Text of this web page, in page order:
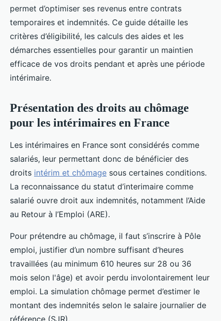
permet d’optimiser ses revenus entre contrats
temporaires et indemnités. Ce guide détaille les
critères d’éligibilité, les calculs des aides et les
démarches essentielles pour garantir un maintien
efficace de vos droits pendant et après une période
intérimaire.
Présentation des droits au chômage
pour les intérimaires en France
Les intérimaires en France sont considérés comme
salariés, leur permettant donc de bénéficier des
droits intérim et chômage sous certaines conditions.
La reconnaissance du statut d’interimaire comme
salarié ouvre droit aux indemnités, notamment l’Aide
au Retour à l’Emploi (ARE).
Pour prétendre au chômage, il faut s’inscrire à Pôle
emploi, justifier d’un nombre suffisant d’heures
travaillées (au minimum 610 heures sur 28 ou 36
mois selon l'âge) et avoir perdu involontairement leur
emploi. La simulation chômage permet d’estimer le
montant des indemnités selon le salaire journalier de
référence (SJR).